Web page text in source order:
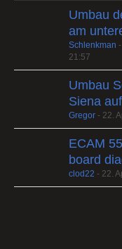
Umbau
am
Schlenkman -
21:57
Umbau
Siena
Gregor - 22.
ECAM
board
clod22 - 22.